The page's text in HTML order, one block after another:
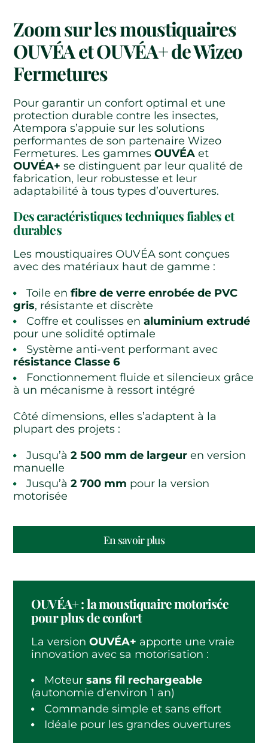
Zoom sur les moustiquaires
OUVÉA et OUVÉA+ de Wizeo
Fermetures
Pour garantir un confort optimal et une
protection durable contre les insectes,
Atempora s’appuie sur les solutions
performantes de son partenaire Wizeo
Fermetures. Les gammesOUVÉA et
OUVÉA+ se distinguent par leur qualité de
fabrication, leur robustesse et leur
adaptabilité à tous types d’ouvertures.
Des caractéristiques techniques fiables et
durables
Les moustiquaires OUVÉA sont conçues
avec des matériaux haut de gamme :
Toile enfibre de verre enrobée de PVC
gris, résistante et discrète
Coffre et coulisses enaluminium extrudé
pour une solidité optimale
Système anti-vent performant avec
résistance Classe 6
Fonctionnement fluide et silencieux grâce
à un mécanisme à ressort intégré
Côté dimensions, elles s’adaptent à la
plupart des projets :
Jusqu’à2 500 mm de largeur en version
manuelle
Jusqu’à2 700 mm pour la version
motorisée
En savoir plus(nouvel onglet)
OUVÉA+ : la moustiquaire motorisée
pour plus de confort
La versionOUVÉA+ apporte une vraie
innovation avec sa motorisation :
Moteursans fil rechargeable
(autonomie d’environ 1 an)
Commande simple et sans effort
Idéale pour les grandes ouvertures